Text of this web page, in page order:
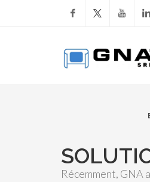
Récemment, GNA